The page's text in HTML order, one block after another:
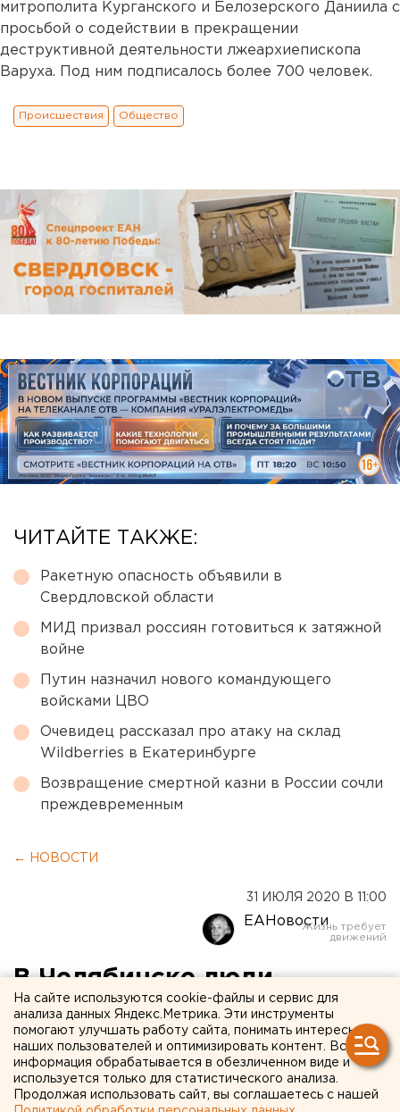
митрополита Курганского и Белозерского Даниила с
просьбой о содействии в прекращении
деструктивной деятельности лжеархиепископа
Варуха. Под ним подписалось более 700 человек.
Происшествия Общество
ЧИТАЙТЕ ТАКЖЕ:
Ракетную опасность объявили в
Свердловской области
МИД призвал россиян готовиться к затяжной
войне
Путин назначил нового командующего
войсками ЦВО
Очевидец рассказал про атаку на склад
Wildberries в Екатеринбурге
Возвращение смертной казни в России сочли
преждевременным
← НОВОСТИ
31 ИЮЛЯ 2020 В 11:00
ЕАНовости
В Челябинске люди
недовольны вырубкой леса
под хоккейный центр
На сайте используются cookie-файлы и сервис для
анализа данных Яндекс.Метрика. Эти инструменты
помогают улучшать работу сайта, понимать интересы
наших пользователей и оптимизировать контент. Вся
информация обрабатывается в обезличенном виде и
используется только для статистического анализа.
Продолжая использовать сайт, вы соглашаетесь с нашей